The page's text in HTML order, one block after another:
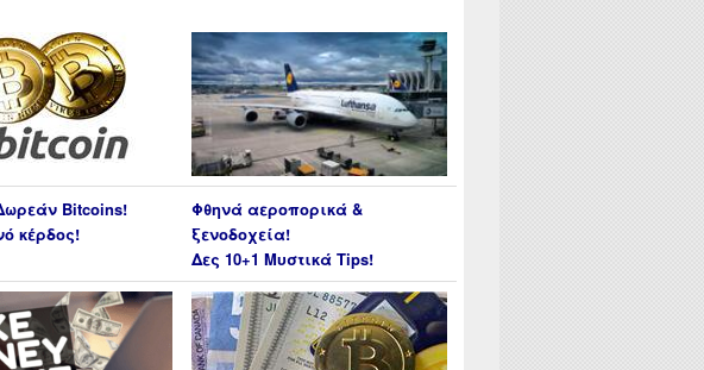
Bitcoins!
κέρδος!
Φθηνά αεροπορικά &
ξενοδοχεία!
Δες 10+1 Μυστικά Tips!